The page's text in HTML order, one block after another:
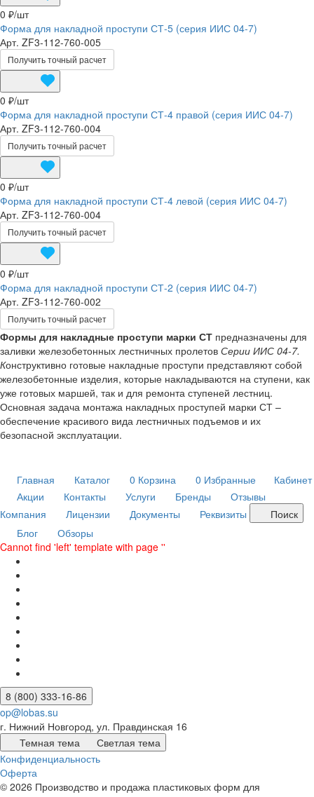
0 ₽/шт
Форма для накладной проступи СТ-5 (серия ИИС 04-7)
Арт. ZF3-112-760-005
Получить точный расчет
0 ₽/шт
Форма для накладной проступи СТ-4 правой (серия ИИС 04-7)
Арт. ZF3-112-760-004
Получить точный расчет
0 ₽/шт
Форма для накладной проступи СТ-4 левой (серия ИИС 04-7)
Арт. ZF3-112-760-004
Получить точный расчет
0 ₽/шт
Форма для накладной проступи СТ-2 (серия ИИС 04-7)
Арт. ZF3-112-760-002
Получить точный расчет
Формы для накладные проступи марки СТ предназначены для
заливки железобетонных лестничных пролетов Серии ИИС 04-7.
Конструктивно готовые накладные проступи представляют собой
железобетонные изделия, которые накладываются на ступени, как
уже готовых маршей, так и для ремонта ступеней лестниц.
Основная задача монтажа накладных проступей марки СТ –
обеспечение красивого вида лестничных подъемов и их
безопасной эксплуатации.
Главная Каталог 0 Корзина 0 Избранные
Кабинет
Акции
Контакты Услуги Бренды
Отзывы
Компания
Лицензии Документы Реквизиты
Поиск
Блог
Обзоры
Cannot find 'left' template with page ''
8 (800) 333-16-86
op@lobas.su
г. Нижний Новгород, ул. Правдинская 16
Темная тема
Светлая тема
Конфиденциальность
Оферта
© 2026 Производство и продажа пластиковых форм для